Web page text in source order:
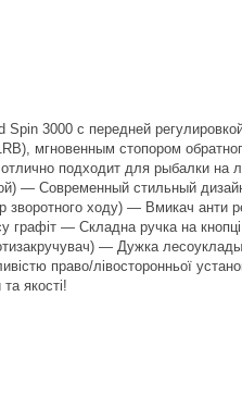
Spin 3000 с передней
мгновенным стопором
подходит для рыбалки на
— Современный стильный
зворотного ходу) — Вмикач
графіт — Складна ручка на
— Дужка
право/лівосторонньої
якості!